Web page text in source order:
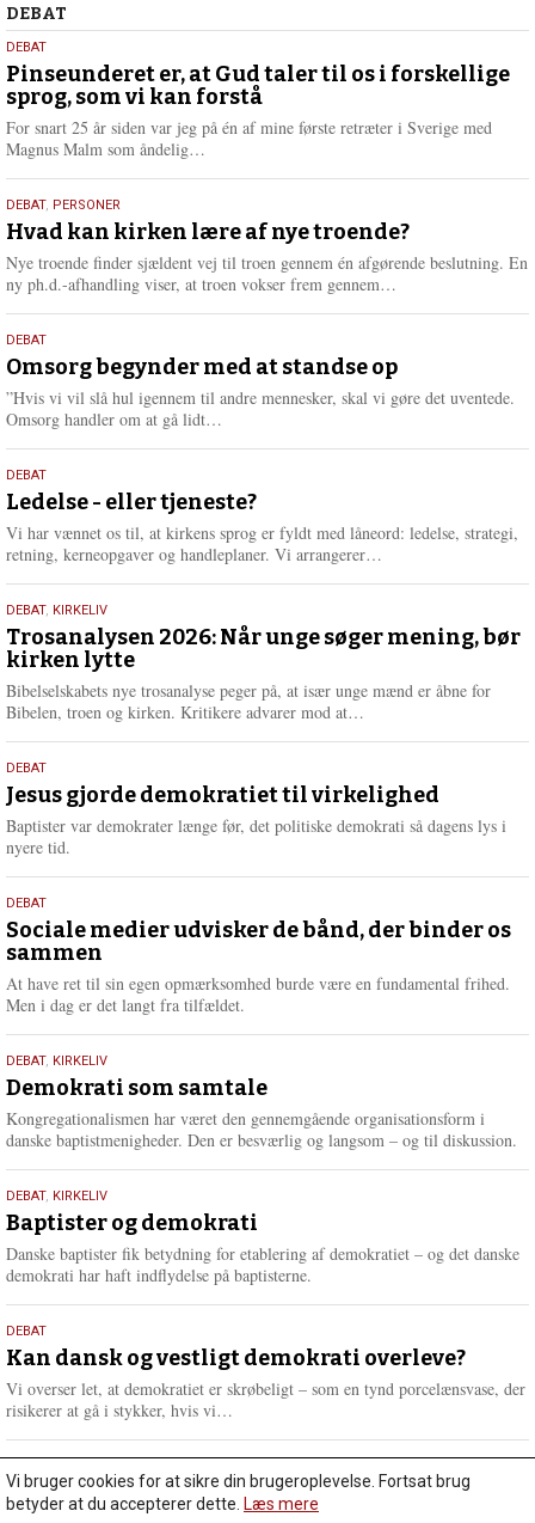
Debat
DEBAT
5.
august
2026
DEBAT
Pinseunderet er, at Gud taler til os i forskellige
sprog, som vi kan forstå
For snart 25 år siden var jeg på én af mine første retræter i Sverige med
Magnus Malm som åndelig…
e
e
25.
juli
2026
DEBAT, PERSONER
Hvad kan kirken lære af nye troende?
Nye troende finder sjældent vej til troen gennem én afgørende beslutning. En
ny ph.d.-afhandling viser, at troen vokser frem gennem…
e
e
9.
juli
2026
DEBAT
Omsorg begynder med at standse op
”Hvis vi vil slå hul igennem til andre mennesker, skal vi gøre det uventede.
Omsorg handler om at gå lidt…
e
e
10.
juni
2026
DEBAT
Ledelse - eller tjeneste?
Vi har vænnet os til, at kirkens sprog er fyldt med låneord: ledelse, strategi,
retning, kerneopgaver og handleplaner. Vi arrangerer…
e
2.
juni
2026
DEBAT, KIRKELIV
Trosanalysen 2026: Når unge søger mening, bør
kirken lytte
Bibelselskabets nye trosanalyse peger på, at især unge mænd er åbne for
Bibelen, troen og kirken. Kritikere advarer mod at…
e
e
18.
maj
2026
DEBAT
Jesus gjorde demokratiet til virkelighed
Baptister var demokrater længe før, det politiske demokrati så dagens lys i
nyere tid.
18.
maj
2026
DEBAT
Sociale medier udvisker de bånd, der binder os
sammen
At have ret til sin egen opmærksomhed burde være en fundamental frihed.
Men i dag er det langt fra tilfældet.
18.
maj
2026
DEBAT, KIRKELIV
Demokrati som samtale
Kongregationalismen har været den gennemgående organisationsform i
danske baptistmenigheder. Den er besværlig og langsom – og til diskussion.
18.
maj
2026
DEBAT, KIRKELIV
Baptister og demokrati
Danske baptister fik betydning for etablering af demokratiet – og det danske
demokrati har haft indflydelse på baptisterne.
18.
maj
2026
DEBAT
Kan dansk og vestligt demokrati overleve?
Vi overser let, at demokratiet er skrøbeligt – som en tynd porcelænsvase, der
risikerer at gå i stykker, hvis vi…
m
e
r
Gå til debat
Vi bruger cookies for at sikre din brugeroplevelse. Fortsat brug
betyder at du accepterer dette. Læs mere